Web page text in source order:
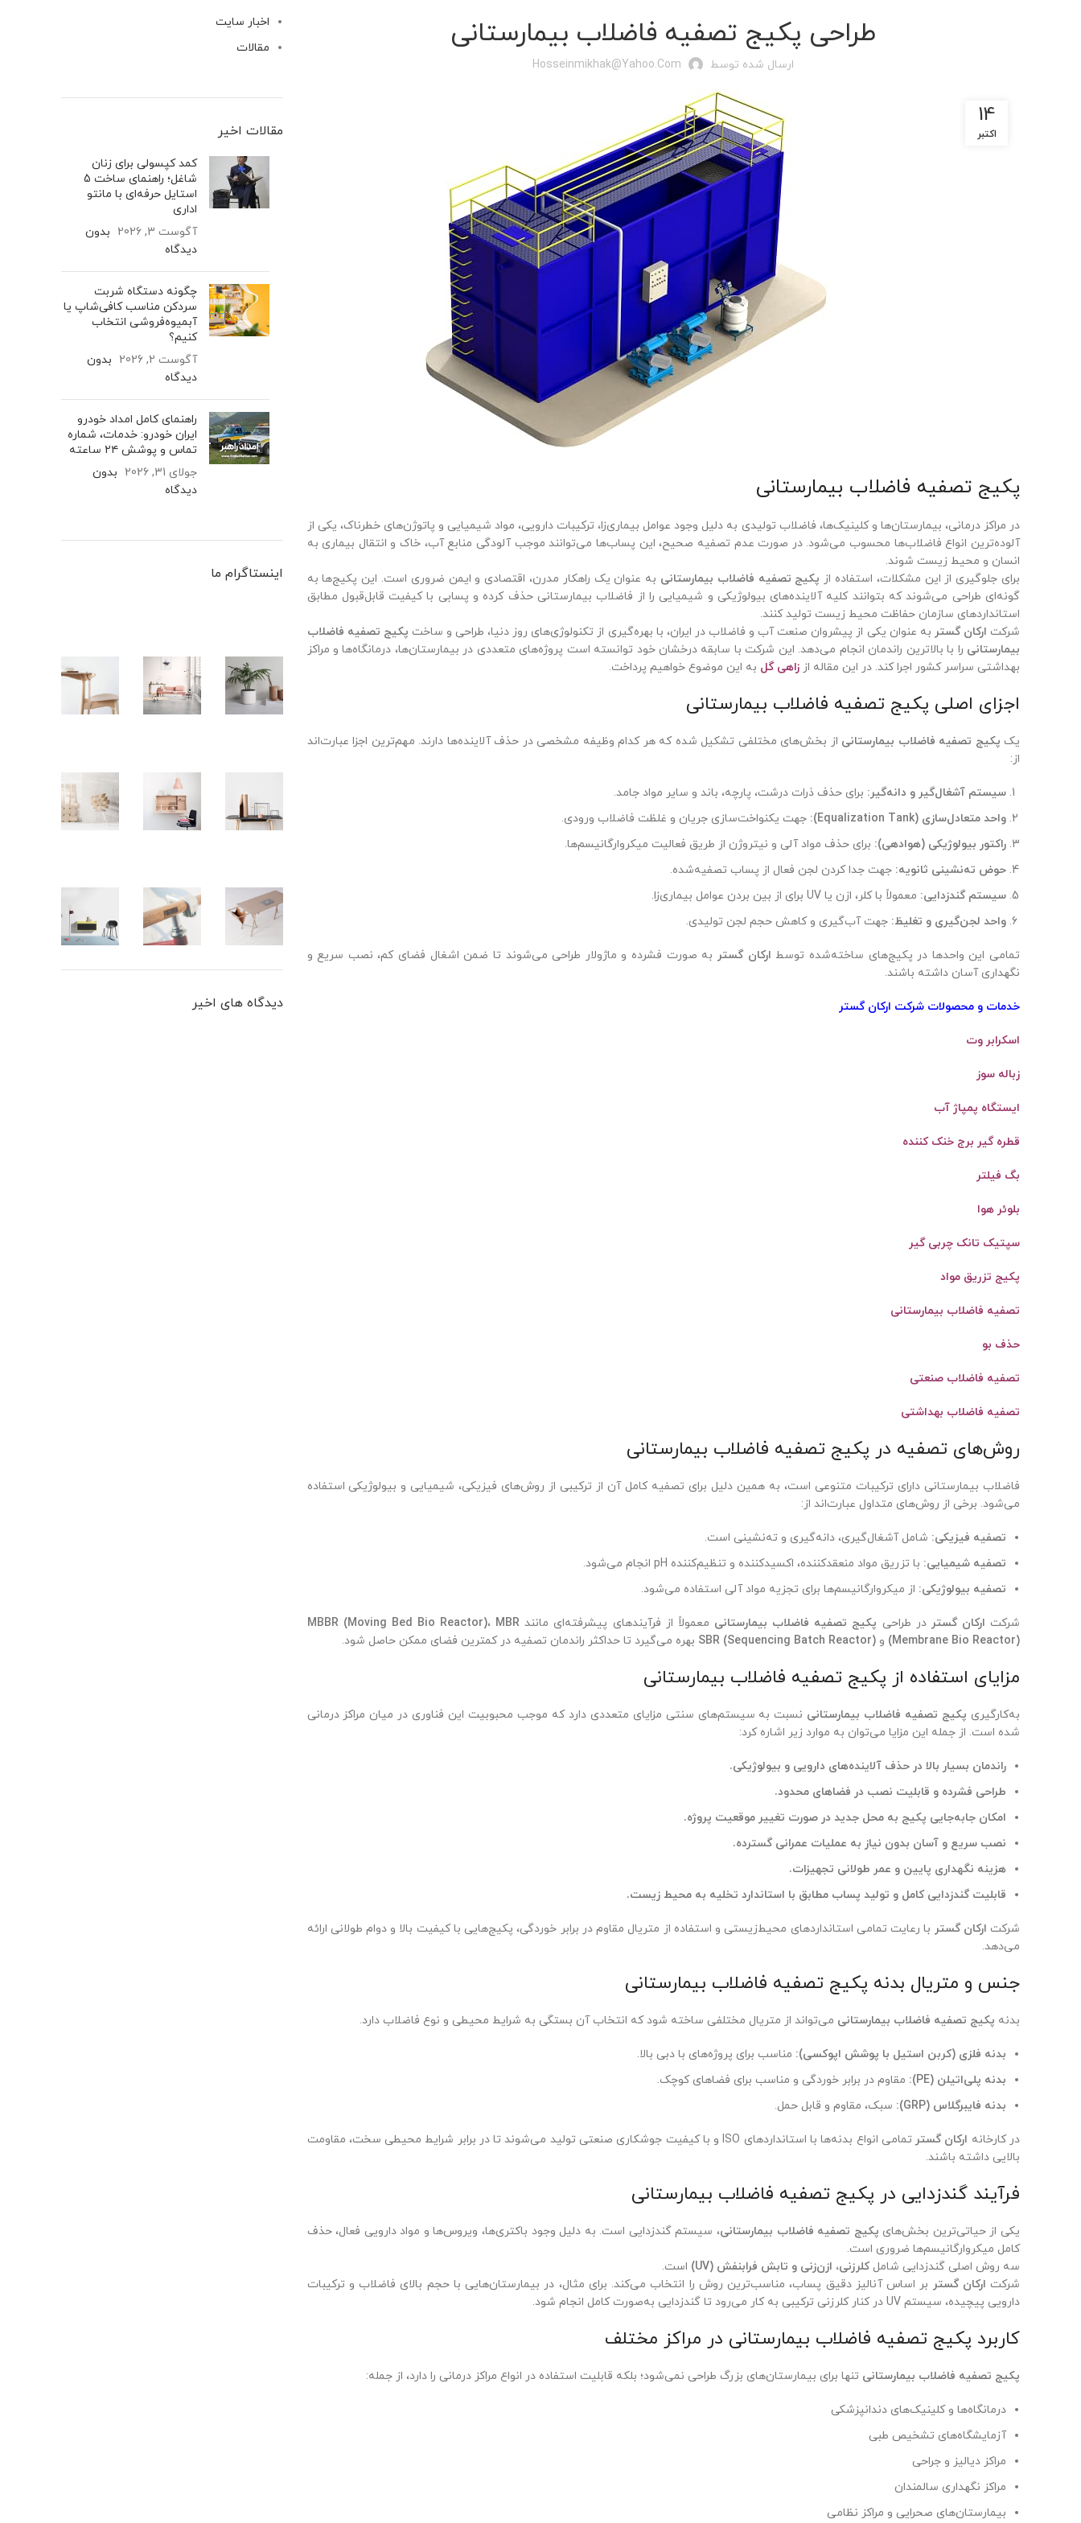
طراحی پکیج تصفیه فاضلاب بیمارستانی
ارسال شده توسط Hosseinmikhak@yahoo.com
14
اکتبر
پکیج تصفیه فاضلاب بیمارستانی
در مراکز درمانی، بیمارستان‌ها و کلینیک‌ها، فاضلاب تولیدی به دلیل وجود عوامل بیماری‌زا، ترکیبات دارویی، مواد شیمیایی و پاتوژن‌های خطرناک، یکی از
آلوده‌ترین انواع فاضلاب‌ها محسوب می‌شود. در صورت عدم تصفیه صحیح، این پساب‌ها می‌توانند موجب آلودگی منابع آب، خاک و انتقال بیماری به
انسان و محیط زیست شوند.
برای جلوگیری از این مشکلات، استفاده از پکیج تصفیه فاضلاب بیمارستانی به عنوان یک راهکار مدرن، اقتصادی و ایمن ضروری است. این پکیج‌ها به
گونه‌ای طراحی می‌شوند که بتوانند کلیه آلاینده‌های بیولوژیکی و شیمیایی را از فاضلاب بیمارستانی حذف کرده و پسابی با کیفیت قابل‌قبول مطابق
استانداردهای سازمان حفاظت محیط زیست تولید کنند.
شرکت ارکان گستر به عنوان یکی از پیشروان صنعت آب و فاضلاب در ایران، با بهره‌گیری از تکنولوژی‌های روز دنیا، طراحی و ساخت پکیج تصفیه فاضلاب
بیمارستانی را با بالاترین راندمان انجام می‌دهد. این شرکت با سابقه درخشان خود توانسته است پروژه‌های متعددی در بیمارستان‌ها، درمانگاه‌ها و مراکز
بهداشتی سراسر کشور اجرا کند. در این مقاله از زاهی گل به این موضوع خواهیم پرداخت.
اجزای اصلی پکیج تصفیه فاضلاب بیمارستانی
یک پکیج تصفیه فاضلاب بیمارستانی از بخش‌های مختلفی تشکیل شده که هر کدام وظیفه مشخصی در حذف آلاینده‌ها دارند. مهم‌ترین اجزا عبارت‌اند
از:
سیستم آشغال‌گیر و دانه‌گیر: برای حذف ذرات درشت، پارچه، باند و سایر مواد جامد.
واحد متعادل‌سازی (Equalization Tank):
جهت یکنواخت‌سازی جریان و غلظت فاضلاب ورودی.
راکتور بیولوژیکی (هوادهی): برای حذف مواد آلی و نیتروژن از طریق فعالیت میکروارگانیسم‌ها.
حوض ته‌نشینی ثانویه: جهت جدا کردن لجن فعال از پساب تصفیه‌شده.
سیستم گندزدایی: معمولاً با کلر، ازن یا UV برای از بین بردن عوامل بیماری‌زا.
واحد لجن‌گیری و تغلیظ: جهت آب‌گیری و کاهش حجم لجن تولیدی.
تمامی این واحدها در پکیج‌های ساخته‌شده توسط ارکان گستر به صورت فشرده و ماژولار طراحی می‌شوند تا ضمن اشغال فضای کم، نصب سریع و
نگهداری آسان داشته باشند.
خدمات و محصولات شرکت ارکان گستر
اسکرابر وت
زباله سوز
ایستگاه پمپاژ آب
قطره گیر برج خنک کننده
بگ فیلتر
بلوئر هوا
سپتیک تانک چربی ‌گیر
پکیج تزریق مواد
تصفیه فاضلاب بیمارستانی
حذف بو
تصفیه فاضلاب صنعتی
تصفیه فاضلاب بهداشتی
روش‌های تصفیه در پکیج تصفیه فاضلاب بیمارستانی
فاضلاب بیمارستانی دارای ترکیبات متنوعی است، به همین دلیل برای تصفیه کامل آن از ترکیبی از روش‌های فیزیکی، شیمیایی و بیولوژیکی استفاده
می‌شود. برخی از روش‌های متداول عبارت‌اند از:
تصفیه فیزیکی: شامل آشغال‌گیری، دانه‌گیری و ته‌نشینی است.
تصفیه شیمیایی: با تزریق مواد منعقدکننده، اکسیدکننده و تنظیم‌کننده pH انجام می‌شود.
تصفیه بیولوژیکی: از میکروارگانیسم‌ها برای تجزیه مواد آلی استفاده می‌شود.
شرکت ارکان گستر در طراحی پکیج تصفیه فاضلاب بیمارستانی معمولاً از فرآیندهای پیشرفته‌ای مانند MBBR (Moving Bed Bio Reactor)، MBR
(Membrane Bio Reactor) و SBR (Sequencing Batch Reactor) بهره می‌گیرد تا حداکثر راندمان تصفیه در کمترین فضای ممکن حاصل شود.
مزایای استفاده از پکیج تصفیه فاضلاب بیمارستانی
به‌کارگیری پکیج تصفیه فاضلاب بیمارستانی نسبت به سیستم‌های سنتی مزایای متعددی دارد که موجب محبوبیت این فناوری در میان مراکز درمانی
شده است. از جمله این مزایا می‌توان به موارد زیر اشاره کرد:
راندمان بسیار بالا در حذف آلاینده‌های دارویی و بیولوژیکی.
طراحی فشرده و قابلیت نصب در فضاهای محدود.
امکان جابه‌جایی پکیج به محل جدید در صورت تغییر موقعیت پروژه.
نصب سریع و آسان بدون نیاز به عملیات عمرانی گسترده.
هزینه نگهداری پایین و عمر طولانی تجهیزات.
قابلیت گندزدایی کامل و تولید پساب مطابق با استاندارد تخلیه به محیط زیست.
شرکت ارکان گستر با رعایت تمامی استانداردهای محیط‌زیستی و استفاده از متریال مقاوم در برابر خوردگی، پکیج‌هایی با کیفیت بالا و دوام طولانی ارائه
می‌دهد.
جنس و متریال بدنه پکیج تصفیه فاضلاب بیمارستانی
بدنه پکیج تصفیه فاضلاب بیمارستانی می‌تواند از متریال مختلفی ساخته شود که انتخاب آن بستگی به شرایط محیطی و نوع فاضلاب دارد.
بدنه فلزی (کربن استیل با پوشش اپوکسی): مناسب برای پروژه‌های با دبی بالا.
بدنه پلی‌اتیلن (PE):
مقاوم در برابر خوردگی و مناسب برای فضاهای کوچک.
بدنه فایبرگلاس (GRP):
سبک، مقاوم و قابل حمل.
در کارخانه ارکان گستر
تمامی انواع بدنه‌ها با استانداردهای ISO و با کیفیت جوشکاری صنعتی تولید می‌شوند تا در برابر شرایط محیطی سخت، مقاومت
بالایی داشته باشند.
فرآیند گندزدایی در پکیج تصفیه فاضلاب بیمارستانی
یکی از حیاتی‌ترین بخش‌های پکیج تصفیه فاضلاب بیمارستانی، سیستم گندزدایی است. به دلیل وجود باکتری‌ها، ویروس‌ها و مواد دارویی فعال، حذف
کامل میکروارگانیسم‌ها ضروری است.
سه روش اصلی گندزدایی شاملکلرزنی، ازن‌زنی و تابش فرابنفش (UV)
است.
شرکت ارکان گستر بر اساس آنالیز دقیق پساب، مناسب‌ترین روش را انتخاب می‌کند. برای مثال، در بیمارستان‌هایی با حجم بالای فاضلاب و ترکیبات
دارویی پیچیده، سیستم UV در کنار کلرزنی ترکیبی به کار می‌رود تا گندزدایی به‌صورت کامل انجام شود.
کاربرد پکیج تصفیه فاضلاب بیمارستانی در مراکز مختلف
پکیج تصفیه فاضلاب بیمارستانی تنها برای بیمارستان‌های بزرگ طراحی نمی‌شود؛ بلکه قابلیت استفاده در انواع مراکز درمانی را دارد، از جمله:
درمانگاه‌ها و کلینیک‌های دندانپزشکی
آزمایشگاه‌های تشخیص طبی
مراکز دیالیز و جراحی
مراکز نگهداری سالمندان
بیمارستان‌های صحرایی و مراکز نظامی
اخبار سایت
مقالات
مقالات اخیر
کمد کپسولی برای زنان
شاغل؛ راهنمای ساخت 5
استایل حرفه‌ای با مانتو
اداری
آگوست 3, 2026
بدون
دیدگاه
چگونه دستگاه شربت
سردکن مناسب کافی‌شاپ یا
آبمیوه‌فروشی انتخاب
کنیم؟
آگوست 2, 2026
بدون
دیدگاه
راهنمای کامل امداد خودرو
ایران خودرو: خدمات، شماره
تماس و پوشش ۲۴ ساعته
جولای 31, 2026
بدون
دیدگاه
اینستاگرام ما
دیدگاه های اخیر